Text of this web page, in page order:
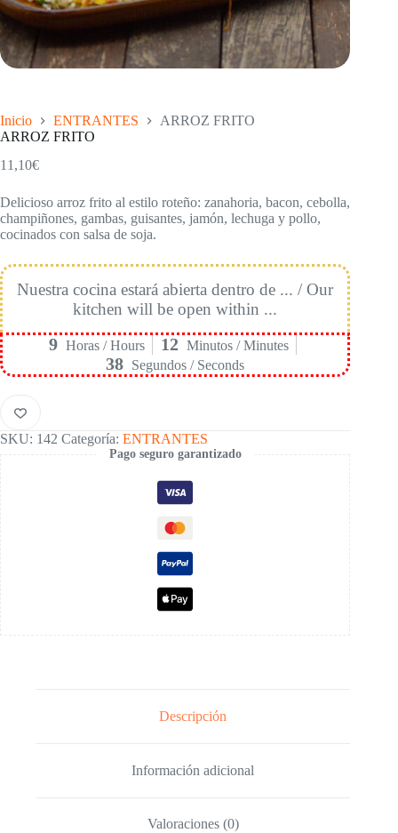
Inicio ENTRANTES
ARROZ FRITO
ARROZ FRITO
11,10€
Delicioso arroz frito al estilo roteño: zanahoria, bacon, cebolla,
champiñones, gambas, guisantes, jamón, lechuga y pollo,
cocinados con salsa de soja.
Nuestra cocina estará abierta dentro de ... / Our
kitchen will be open within ...
9 Horas / Hours 12 Minutos / Minutes
37 Segundos / Seconds
SKU: 142 Categoría: ENTRANTES
Pago seguro garantizado
Descripción
Información adicional
Valoraciones (0)